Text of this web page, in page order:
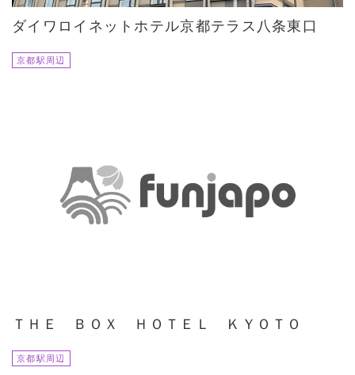
ダイワロイネットホテル京都テラス八条東口
京都駅周辺
ＴＨＥ ＢＯＸ ＨＯＴＥＬ ＫＹＯＴＯ
京都駅周辺